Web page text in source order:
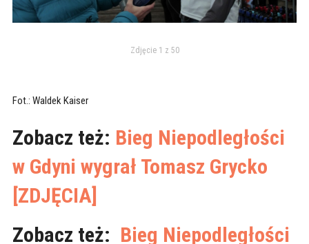
Zdjęcie 1 z 50
Fot.: Waldek Kaiser
Zobacz też: Bieg Niepodległości
w Gdyni wygrał Tomasz Grycko
[ZDJĘCIA]
Zobacz też: Bieg Niepodległości